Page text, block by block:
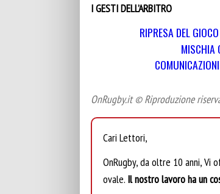
I GESTI DELL’ARBITRO
RIPRESA DEL GIOCO
MISCHIA
OnRugby.it © Riproduzione
Cari Lettori,
OnRugby, da oltre 10 anni, Vi
ovale. Il nostro lavoro ha un